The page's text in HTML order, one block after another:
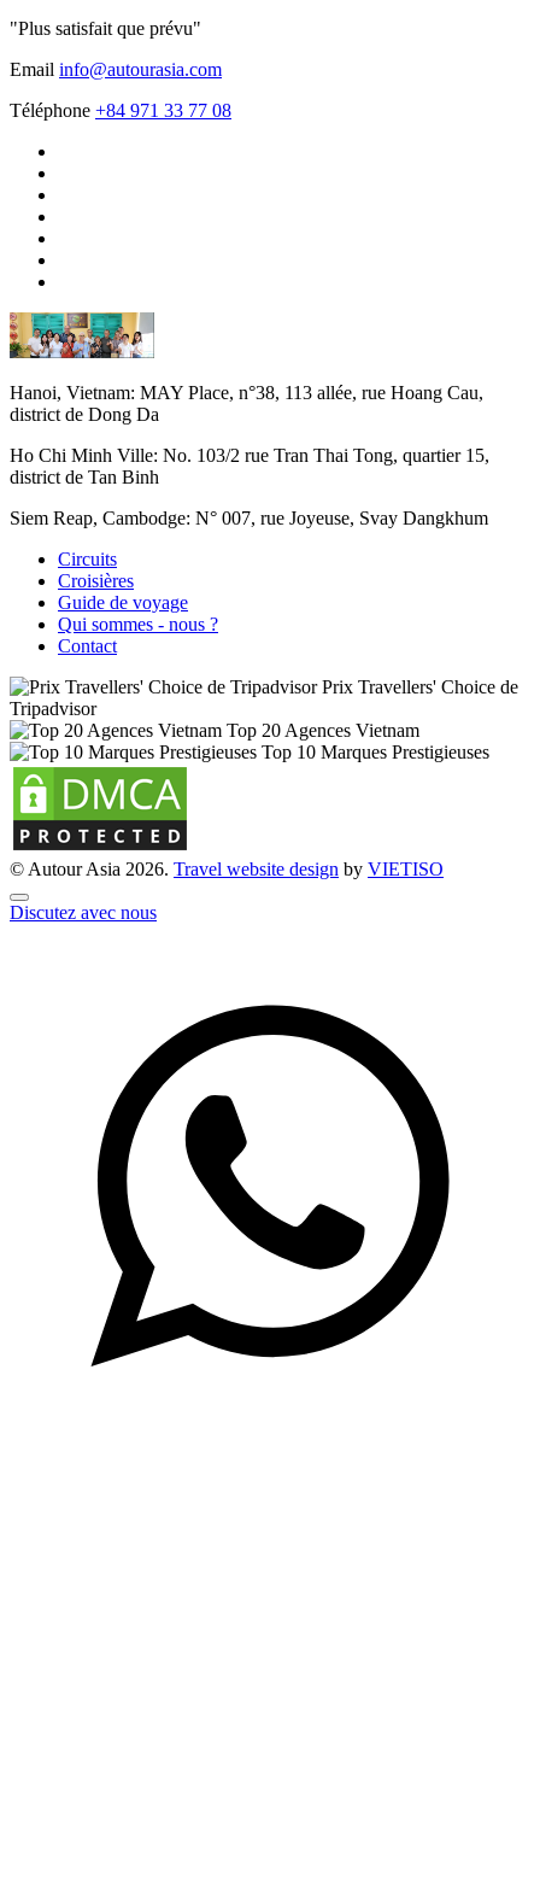
"Plus satisfait que prévu"
Email info@autourasia.com
Téléphone +84 971 33 77 08
Hanoi, Vietnam: MAY Place, n°38, 113 allée, rue Hoang Cau,
district de Dong Da
Ho Chi Minh Ville: No. 103/2 rue Tran Thai Tong, quartier 15,
district de Tan Binh
Siem Reap, Cambodge: N° 007, rue Joyeuse, Svay Dangkhum
Circuits
Croisières
Guide de voyage
Qui sommes - nous ?
Contact
Prix Travellers' Choice de
Tripadvisor
Top 20 Agences Vietnam
Top 10 Marques Prestigieuses
© Autour Asia 2026. Travel website design by VIETISO
Discutez avec nous